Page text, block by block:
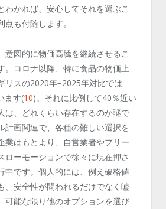
わかれば、安心してそれを選ぶこ
も付随します。
意図的に物価高騰を継続させるこ
。コロナ以降、特に食品の物価上
リスの2020年−2025年対比では
ます(10)。それに比例して40％近い
は、どれくらい存在するのか謎で
計画関連で、各種の難しい選択を
業はもとより、自営業者やフリー
ローモーションで徐々に現在押さ
中です。個人的には、例え破格値
、安全性が問われるだけでなく嘘
可能な限り他のオプションを選び